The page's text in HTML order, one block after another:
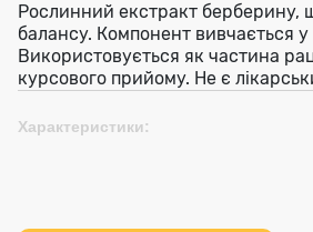
Рослинний екстракт берберину,
балансу. Компонент вивчається
Використовується як частина
курсового прийому. Не є
Характеристики: